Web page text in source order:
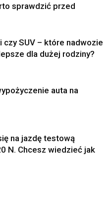
sprawdzić przed
czy SUV – które nadwozie
dla dużej rodziny?
auta na
na jazdę testową
N. Chcesz wiedzieć jak